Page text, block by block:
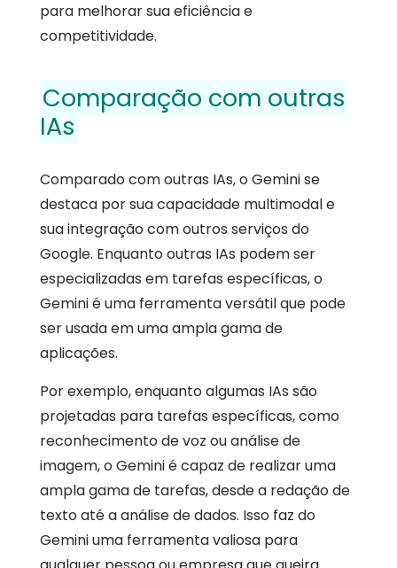
para melhorar sua eficiência e
competitividade.
Comparação com outras
IAs
Comparado com outras IAs, o Gemini se
destaca por sua capacidade multimodal e
sua integração com outros serviços do
Google. Enquanto outras IAs podem ser
especializadas em tarefas específicas, o
Gemini é uma ferramenta versátil que pode
ser usada em uma ampla gama de
aplicações.
Por exemplo, enquanto algumas IAs são
projetadas para tarefas específicas, como
reconhecimento de voz ou análise de
imagem, o Gemini é capaz de realizar uma
ampla gama de tarefas, desde a redação de
texto até a análise de dados. Isso faz do
Gemini uma ferramenta valiosa para